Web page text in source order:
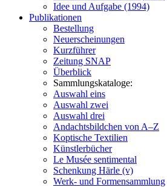
Idee und Aufgabe (1994)
Publikationen
Bestellung
Neuerscheinungen
Kurzführer
Zeitung SNAP
Überblick
Sammlungskataloge:
Auswahl eins
Auswahl zwei
Auswahl drei
Andachtsbildchen von A–Z
Koptische Textilien
Künstlerbücher
Le Musée sentimental
Schenkung Härle (v)
Werk- und Formensammlung